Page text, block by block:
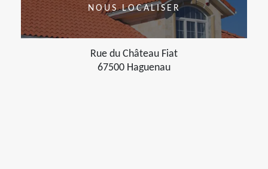
NOUS LOCALISER
Rue du Château Fiat
67500 Haguenau